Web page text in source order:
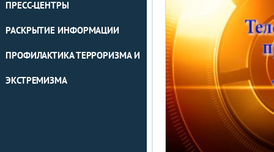
ПРЕСС-ЦЕНТРЫ
РАСКРЫТИЕ ИНФОРМАЦИИ
ПРОФИЛАКТИКА ТЕРРОРИЗМА И
ЭКСТРЕМИЗМА